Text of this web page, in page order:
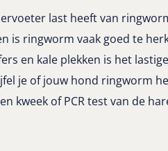
last heeft van
is ringworm vaak goed te
en kale plekken is het
je of jouw hond ringworm
kweek of PCR test van de